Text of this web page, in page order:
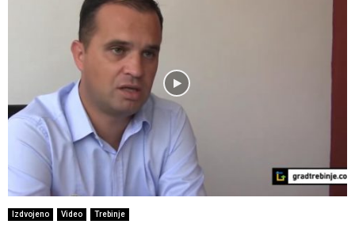
Izdvojeno Video Trebinje